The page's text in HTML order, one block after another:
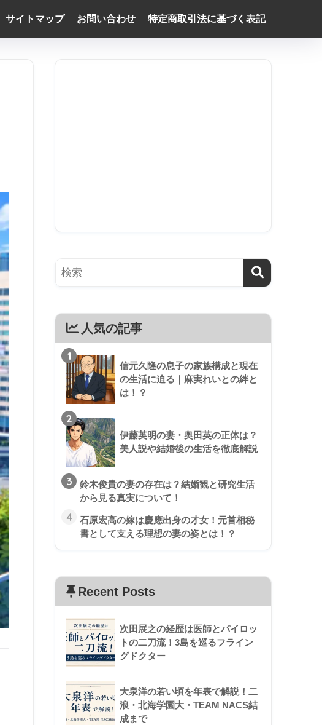
サイトマップ お問い合わせ 特定商取引法に基づく表記
人気の記事
1
信元久隆の息子の家族構成と現在
の生活に迫る｜麻実れいとの絆と
は！？
2
伊藤英明の妻・奥田英の正体は？
美人説や結婚後の生活を徹底解説
3
鈴木俊貴の妻の存在は？結婚観と研究生活
から見る真実について！
4
石原宏高の嫁は慶應出身の才女！元首相秘
書として支える理想の妻の姿とは！？
Recent Posts
次田展之の経歴は医師とパイロッ
トの二刀流！3島を巡るフライン
グドクター
大泉洋の若い頃を年表で解説！二
浪・北海学園大・TEAM NACS結
成まで